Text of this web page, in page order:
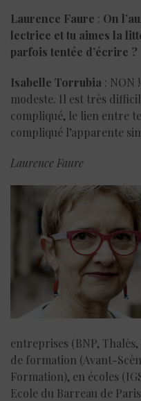
Laurence Faure : On
lectrice et tu aimes la
parfois tentée d’écrire ?
Isabelle Torrubia : NON
modeste. Il est très
compliqué, le lien entre
compliqué l’apparente
Laurence Faure
entreprises (BNP,
de formation (Avant-
Formation), en écoles
Ecole du Barreau de